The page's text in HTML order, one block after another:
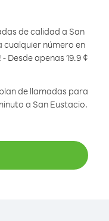
de calidad a San
cualquier número en
Desde apenas 19.9 ¢
de llamadas para
a San Eustacio.